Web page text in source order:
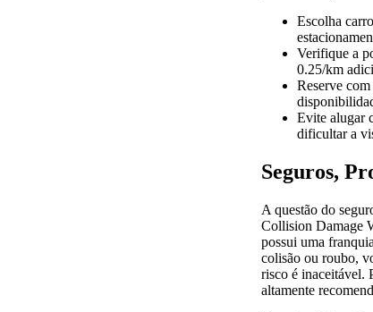
Escolha
Verifique a
0.25/km
Reserve
Evite alugar
dificultar a
Seguros,
A questão do
Collision Damage
possui uma
colisão ou roubo,
risco é inaceitável.
altamente